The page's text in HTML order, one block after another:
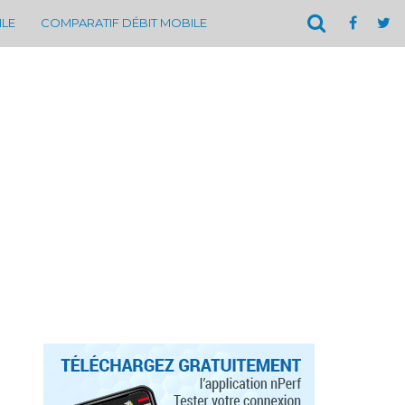
COMPARATIF DÉBIT MOBILE